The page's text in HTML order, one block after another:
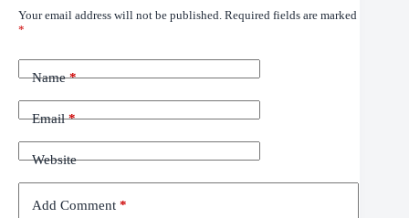
Your email address will not be published. Required fields are marked
*
Name*
Email*
Website
Add Comment *